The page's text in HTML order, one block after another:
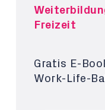
Freizeit
Gratis E-
Work-Life-